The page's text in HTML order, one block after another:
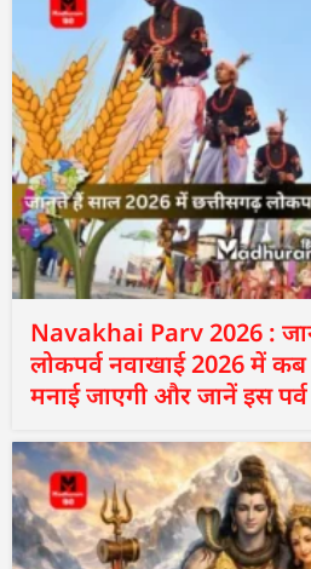
Navakhai Parv 2026 :
लोकपर्व नवाखाई 2026 में
मनाई जाएगी और जानें इस